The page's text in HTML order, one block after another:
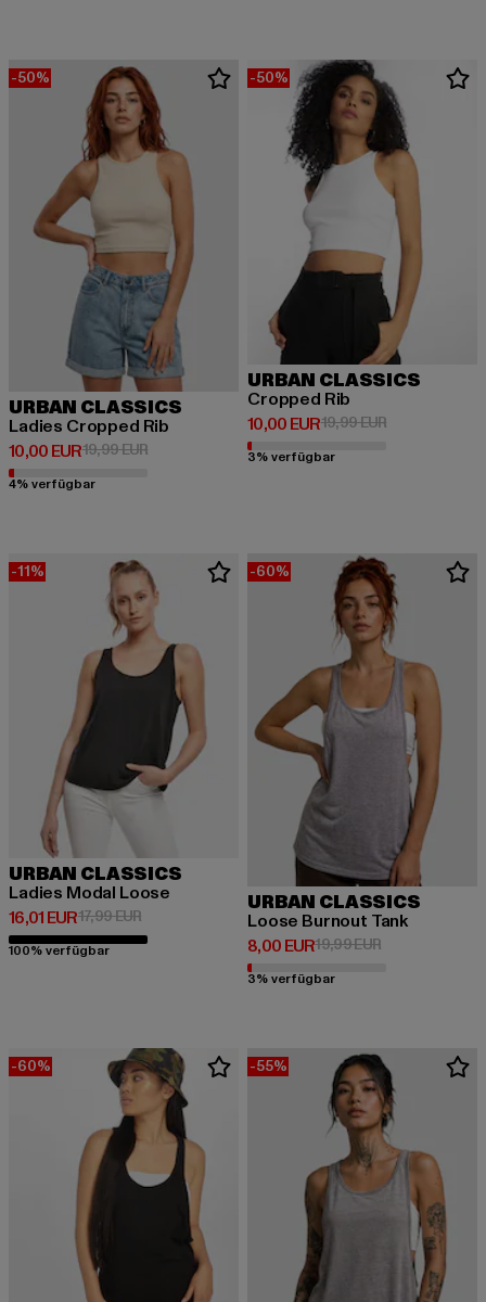
-50%
URBAN CLASSICS
Ladies Cropped Rib
10,00 EUR
Derzeitiger Preis: 10,00 EUR
19,99 EURAktionspreis: 19,99 EUR
4% verfügbar
-50%
URBAN CLASSICS
Cropped Rib
10,00 EUR
Derzeitiger Preis: 10,00 EUR
19,99 EURAktionspreis:
3% verfügbar
-11%
URBAN CLASSICS
Ladies Modal Loose
16,01 EUR
Derzeitiger Preis: 16,01 EUR
17,99 EURAktionspreis: 17,99 EUR
100% verfügbar
-60%
URBAN CLASSICS
Loose Burnout Tank
8,00 EUR
Derzeitiger Preis: 8,00 EUR
19,99 EURAktionspreis:
3% verfügbar
-60% -55%